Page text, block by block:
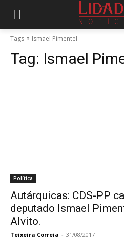
Tags Ismael Pimentel
Tag: Ismael
Política
Autárquicas: CDS-PP
deputado Ismael
Alvito.
Teixeira Correia - 31/08/2017